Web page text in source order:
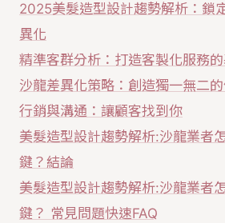
2025美髮造型設計趨勢解析：鎖
異化
精準客群分析：打造客製化服務
沙龍差異化策略：創造獨一無二
行銷與溝通：讓顧客找到你
美髮造型設計趨勢解析:沙龍業者
鍵？結論
美髮造型設計趨勢解析:沙龍業者
鍵？ 常見問題快速FAQ